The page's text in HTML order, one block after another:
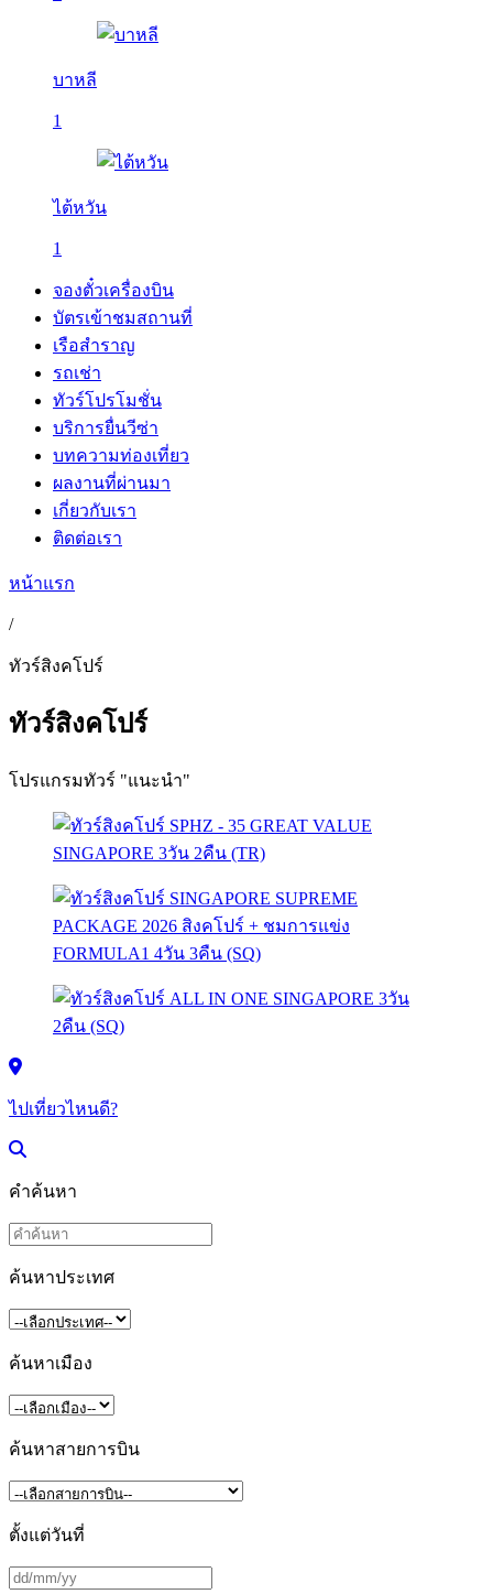
บาหลี
1
ไต้หวัน
1
จองตั๋วเครื่องบิน
บัตรเข้าชมสถานที่
เรือสำราญ
รถเช่า
ทัวร์โปรโมชั่น
บริการยื่นวีซ่า
บทความท่องเที่ยว
ผลงานที่ผ่านมา
เกี่ยวกับเรา
ติดต่อเรา
หน้าแรก
/
ทัวร์สิงคโปร์
ทัวร์สิงคโปร์
โปรแกรมทัวร์ "แนะนำ"
ไปเที่ยวไหนดี?
คำค้นหา
ค้นหาประเทศ
ค้นหาเมือง
ค้นหาสายการบิน
ตั้งแต่วันที่